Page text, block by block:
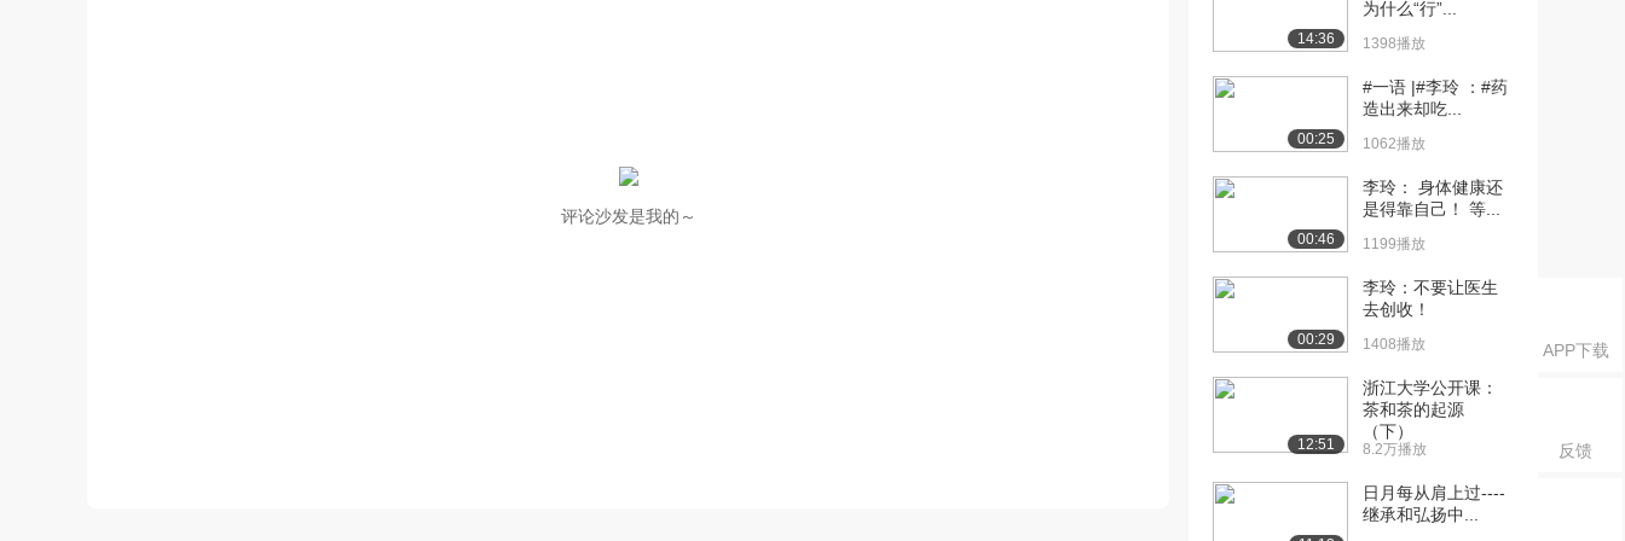
APP下载
反馈
评论沙发是我的～
14:36
为什么“行”...
1398播放
00:25
#一语 |#李玲 ：#药
造出来却吃...
1062播放
00:46
李玲： 身体健康还
是得靠自己！ 等...
1199播放
00:29
李玲：不要让医生
去创收！
1408播放
12:51
浙江大学公开课：
茶和茶的起源
（下）
8.2万播放
日月每从肩上过----
继承和弘扬中...